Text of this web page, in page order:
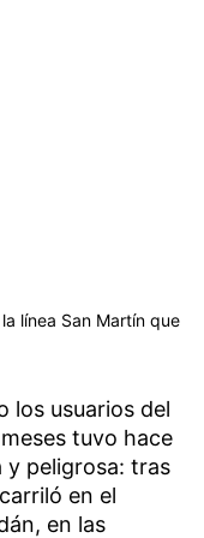
línea San Martín que
los usuarios del
tuvo hace
y peligrosa: tras
en el
en las